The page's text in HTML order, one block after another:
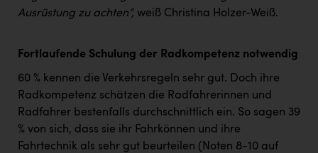
Ausrüstung zu achten“, weiß Christina Holzer-Weiß.
Fortlaufende Schulung der Radkompetenz notwendig
60 % kennen die Verkehrsregeln sehr gut. Doch ihre
Radkompetenz schätzen die Radfahrerinnen und
Radfahrer bestenfalls durchschnittlich ein. So sagen 39
% von sich, dass sie ihr Fahrkönnen und ihre
Fahrtechnik als sehr gut beurteilen (Noten 8-10 auf